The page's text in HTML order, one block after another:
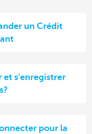
un Crédit
et s'enregistrer
pour la